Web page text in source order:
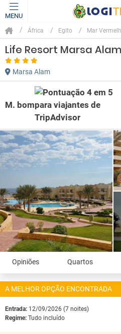
MENU
África Egito Mar
Life Resort Marsa
Marsa Alam
M. bom
Opiniões Quartos
A MELHOR OPÇÃO ENCONTRADA
Entrada: 12/09/2026 (7 noites)
Regime: Tudo incluído